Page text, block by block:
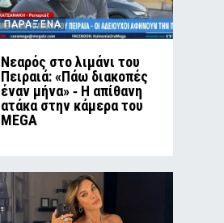
ΠΑΡΑΞΕΝΑ
Νεαρός στο λιμάνι του
Πειραιά: «Πάω διακοπές
έναν μήνα» ‑ Η απίθανη
ατάκα στην κάμερα του
MEGA